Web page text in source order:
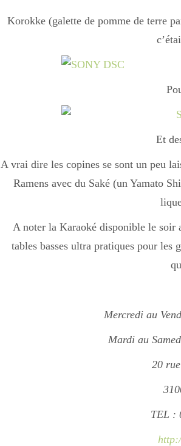
Korokke (galette de pomme de terre
Et
A vrai dire les copines se sont un peu
Ramens avec du Saké (un Yamato
A noter la Karaoké disponible le soir
tables basses ultra pratiques pour les
Mercredi au
Mardi au
20
TEL :